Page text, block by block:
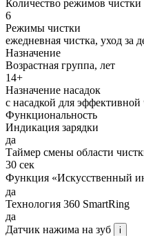
Количество режимов чистки
6
Режимы чистки
ежедневная чистка, уход за
Назначение
Возрастная группа, лет
14+
Назначение насадок
с насадкой для эффективной
Функциональность
Индикация зарядки
да
Таймер смены области
30 сек
Функция «Искусственный
да
Технология 360 SmartRing
да
Датчик нажима на зуб
i